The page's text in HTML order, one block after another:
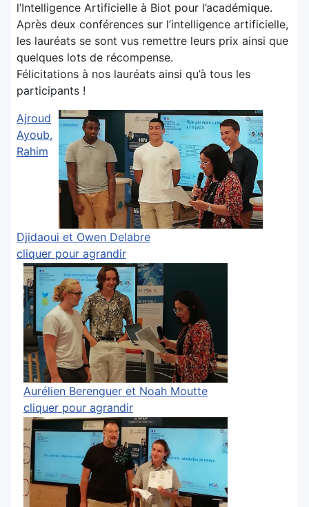
l’Intelligence Artificielle à Biot pour l’académique.
Après deux conférences sur l’intelligence artificielle,
les lauréats se sont vus remettre leurs prix ainsi que
quelques lots de récompense.
Félicitations à nos lauréats ainsi qu’à tous les
participants !
Ajroud
Ayoub,
Rahim
Djidaoui et Owen Delabre
cliquer pour agrandir
Aurélien Berenguer et Noah Moutte
cliquer pour agrandir